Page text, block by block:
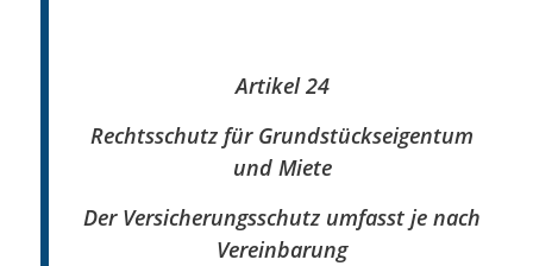
Artikel 24
Rechtsschutz für Grundstückseigentum
und Miete
Der Versicherungsschutz umfasst je nach
Vereinbarung